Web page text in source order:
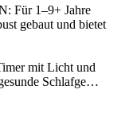
Für 1–9+ Jahre
gebaut und bietet
mit Licht und
Schlafge…